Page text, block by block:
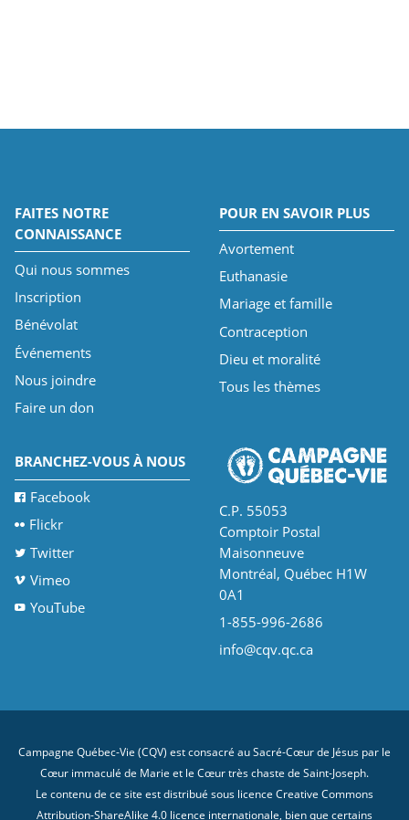
FAITES NOTRE
CONNAISSANCE
Qui nous sommes
Inscription
Bénévolat
Événements
Nous joindre
Faire un don
POUR EN SAVOIR PLUS
Avortement
Euthanasie
Mariage et famille
Contraception
Dieu et moralité
Tous les thèmes
BRANCHEZ-VOUS À NOUS
Facebook
Flickr
Twitter
Vimeo
YouTube
C.P. 55053
Comptoir Postal
Maisonneuve
Montréal, Québec H1W
0A1
1-855-996-2686
info@cqv.qc.ca
Campagne Québec-Vie (CQV) est consacré au Sacré-Cœur de Jésus par le
Cœur immaculé de Marie et le Cœur très chaste de Saint-Joseph.
Le contenu de ce site est distribué sous licence Creative Commons
Attribution-ShareAlike 4.0 licence internationale , bien que certains